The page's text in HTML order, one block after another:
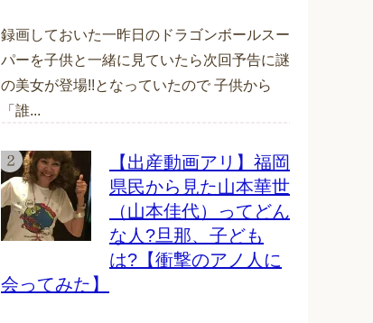
録画しておいた一昨日のドラゴンボールスー
パーを子供と一緒に見ていたら次回予告に謎
の美女が登場!!となっていたので 子供から
「誰...
【出産動画アリ】福岡
県民から見た山本華世
（山本佳代）ってどん
な人?旦那、子ども
は?【衝撃のアノ人に
会ってみた】